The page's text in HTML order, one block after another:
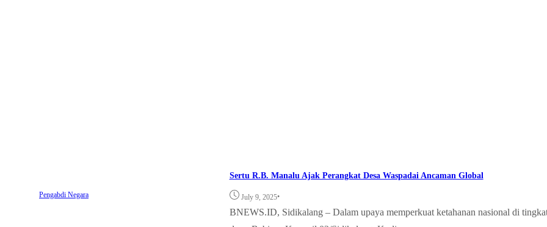
Pengabdi Negara
Sertu R.B. Manalu Ajak Perangkat Desa Waspadai Ancaman Global
July 9, 2025•
BNEWS.ID, Sidikalang – Dalam upaya memperkuat ketahanan nasional di